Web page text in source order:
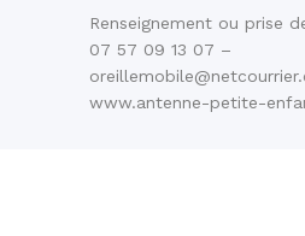
Renseignement ou prise
07 57 09 13 07 –
www.antenne-petite-